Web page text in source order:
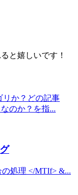
と嬉しいです！
リか？どの記事
のか？を指...
処理 </MTIf> &...